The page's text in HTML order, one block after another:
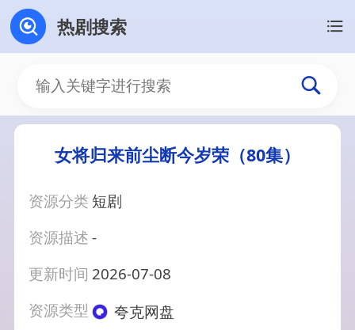
热剧搜索
女将归来前尘断今岁荣（80集）
资源分类 短剧
资源描述-
更新时间 2026-07-08
资源类型
夸克网盘